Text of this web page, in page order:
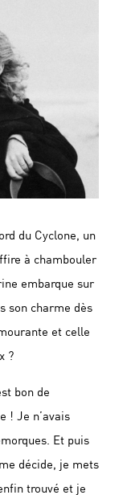
du Cyclone, un
à chambouler
embarque sur
son charme dès
et celle
?
bon de
! Je n’avais
Et puis
décide, je mets
trouvé et je